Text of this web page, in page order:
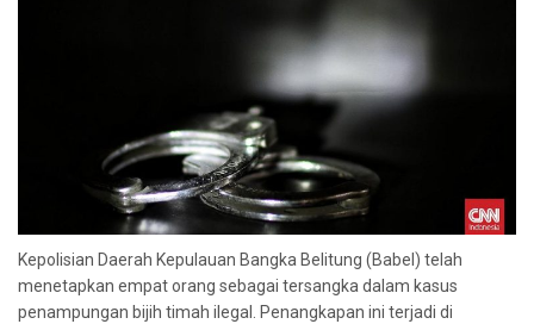
Kepolisian Daerah Kepulauan Bangka Belitung (Babel) telah
menetapkan empat orang sebagai tersangka dalam kasus
penampungan bijih timah ilegal. Penangkapan ini terjadi di